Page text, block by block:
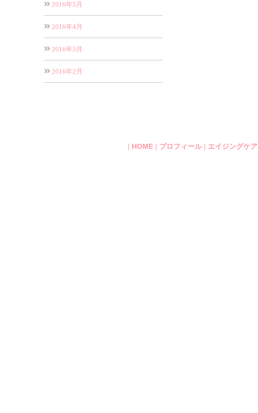
2016年5月
2016年4月
2016年3月
2016年2月
| HOME | プロフィール| エイジングケア